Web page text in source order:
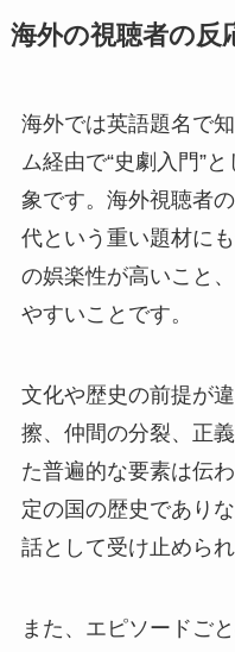
海外の視聴者の反
海外では英語題名で
ム経由で“史劇入門”
象です。海外視聴者
代という重い題材に
の娯楽性が高いこと
やすいことです。
文化や歴史の前提が
擦、仲間の分裂、正
た普遍的な要素は伝
定の国の歴史であり
話として受け止めら
また、エピソードご